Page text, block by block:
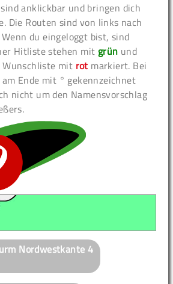
anklickbar und bringen dich
Die Routen sind von links nach
du eingeloggt bist, sind
Hitliste stehen mit grün und
Wunschliste mit rot markiert. Bei
Ende mit ° gekennzeichnet
nicht um den Namensvorschlag
Nordwestkante 4